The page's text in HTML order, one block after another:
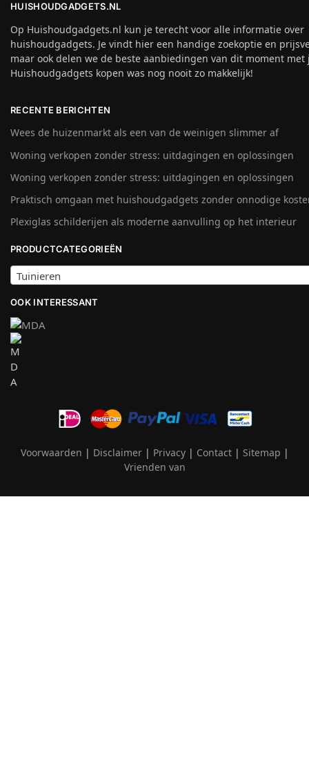
HUISHOUDGADGETS.NL
Op Huishoudgadgets.nl kun je terecht voor alle informatie over
huishoudgadgets. Je vindt hier een handige zoekoptie en
maar ook delen we de beste aanbiedingen van dit moment met
Huishoudgadgets kopen was nog nooit zo makkelijk!
RECENTE BERICHTEN
Wees de huizenmarkt als een van de weinigen slimmer af
Woning verkopen zonder stress: uitdagingen en oplossingen
Woning verkopen zonder stress: uitdagingen en oplossingen
Praktisch omgaan met huishoudgadgets zonder onnodige
Plexiglas schilderijen als moderne aanvulling op het interieur
PRODUCTCATEGORIEËN
Tuinieren
OOK INTERESSANT
Voorwaarden | Disclaimer| Privacy| Contact| Sitemap |
Vrienden van